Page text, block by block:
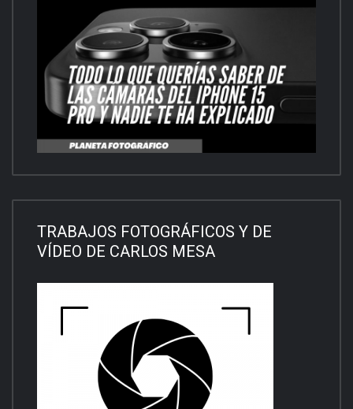
TRABAJOS FOTOGRÁFICOS Y DE
VÍDEO DE CARLOS MESA